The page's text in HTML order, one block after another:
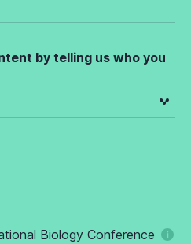
by telling us who you
Biology Conference